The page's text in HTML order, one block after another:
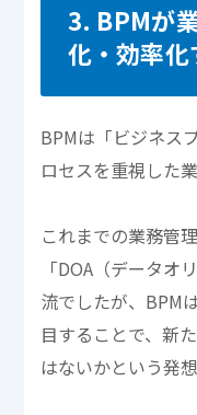
3. BPMが
化・効率化
BPMは「ビジネス
ロセスを重視した
これまでの業務管
「DOA（データオ
流でしたが、BPM
目することで、新
はないかという発